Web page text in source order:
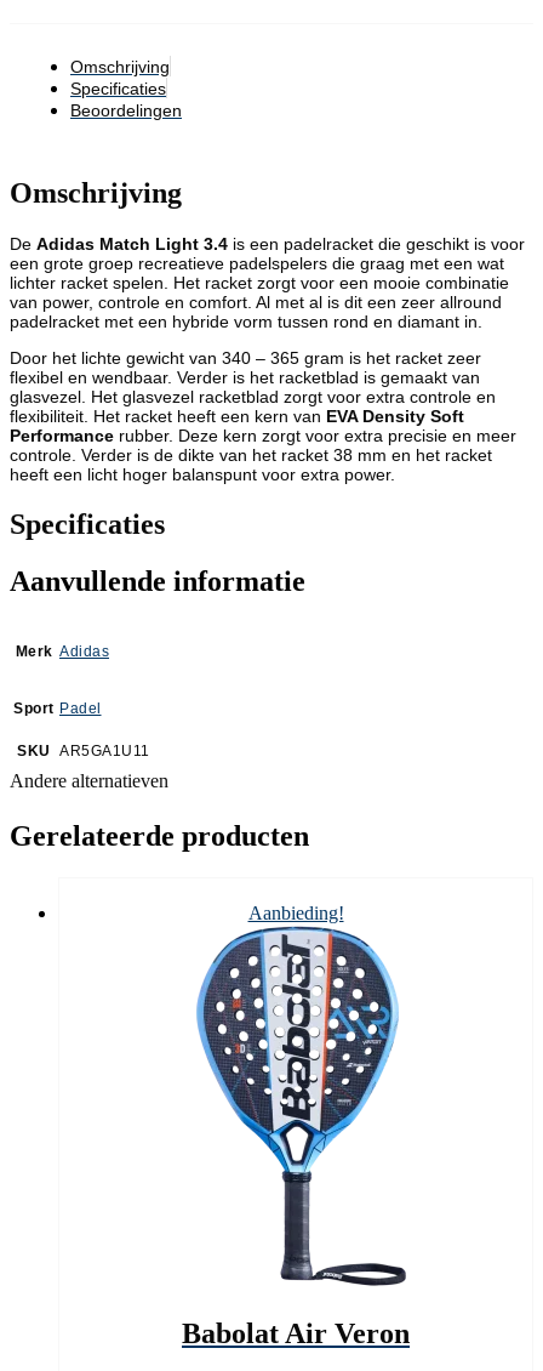
Omschrijving
Specificaties
Beoordelingen
Omschrijving
De Adidas Match Light 3.4 is een padelracket die geschikt is voor
een grote groep recreatieve padelspelers die graag met een wat
lichter racket spelen. Het racket zorgt voor een mooie combinatie
van power, controle en comfort. Al met al is dit een zeer allround
padelracket met een hybride vorm tussen rond en diamant in.
Door het lichte gewicht van 340 – 365 gram is het racket zeer
flexibel en wendbaar. Verder is het racketblad is gemaakt van
glasvezel. Het glasvezel racketblad zorgt voor extra controle en
flexibiliteit. Het racket heeft een kern van EVA Density Soft
Performance rubber. Deze kern zorgt voor extra precisie en meer
controle. Verder is de dikte van het racket 38 mm en het racket
heeft een licht hoger balanspunt voor extra power.
Specificaties
Aanvullende informatie
Merk Adidas
Sport Padel
SKU AR5GA1U11
Andere alternatieven
Gerelateerde producten
Aanbieding!
Babolat Air Veron